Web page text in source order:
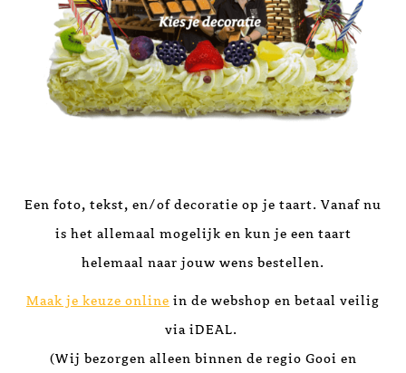
Een foto, tekst, en/of decoratie op je taart. Vanaf nu
is het allemaal mogelijk en kun je een taart
helemaal naar jouw wens bestellen.
Maak je keuze online in de webshop en betaal veilig
via iDEAL.
(Wij bezorgen alleen binnen de regio Gooi en